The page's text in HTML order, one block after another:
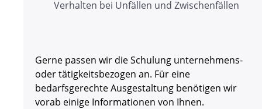
Verhalten bei Unfällen und Zwischenfällen
Gerne passen wir die Schulung unternehmens-
oder tätigkeitsbezogen an. Für eine
bedarfsgerechte Ausgestaltung benötigen wir
vorab einige Informationen von Ihnen.